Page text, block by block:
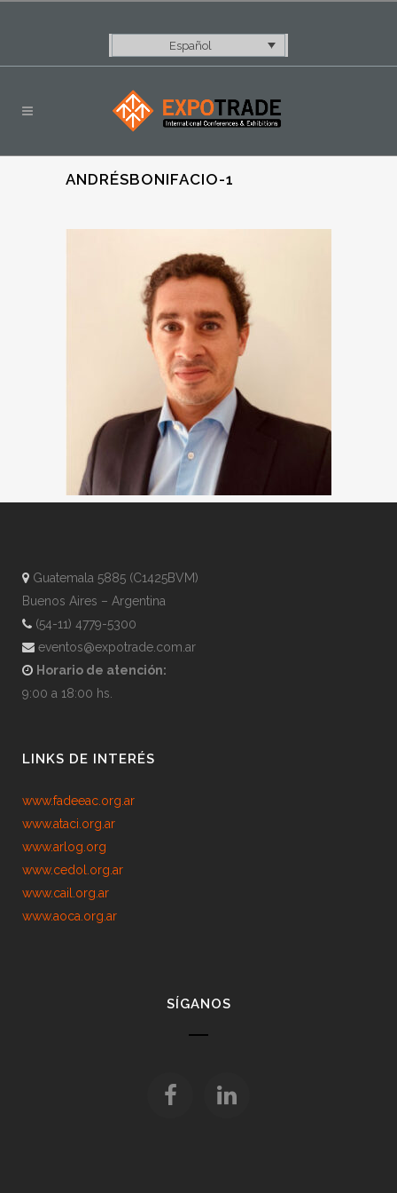
Español
ANDRÉSBONIFACIO-1
Guatemala 5885 (C1425BVM)
Buenos Aires – Argentina
(54-11) 4779-5300
eventos@expotrade.com.ar
Horario de atención:
9:00 a 18:00 hs.
LINKS DE INTERÉS
www.fadeeac.org.ar
www.ataci.org.ar
www.arlog.org
www.cedol.org.ar
www.cail.org.ar
www.aoca.org.ar
SÍGANOS